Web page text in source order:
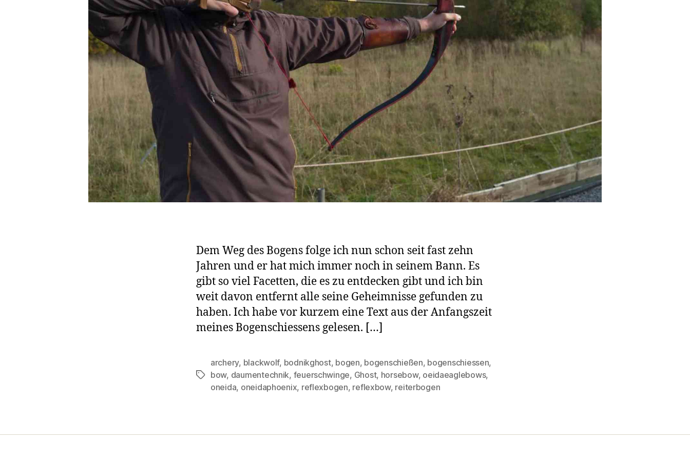
Dem Weg des Bogens folge ich nun schon seit fast zehn
Jahren und er hat mich immer noch in seinem Bann. Es
gibt so viel Facetten, die es zu entdecken gibt und ich bin
weit davon entfernt alle seine Geheimnisse gefunden zu
haben. Ich habe vor kurzem eine Text aus der Anfangszeit
meines Bogenschiessens gelesen. […]
Schlagwörter
archery, blackwolf, bodnikghost, bogen, bogenschießen, bogenschiessen,
bow, daumentechnik, feuerschwinge, Ghost, horsebow, oeidaeaglebows,
oneida, oneidaphoenix, reflexbogen, reflexbow, reiterbogen